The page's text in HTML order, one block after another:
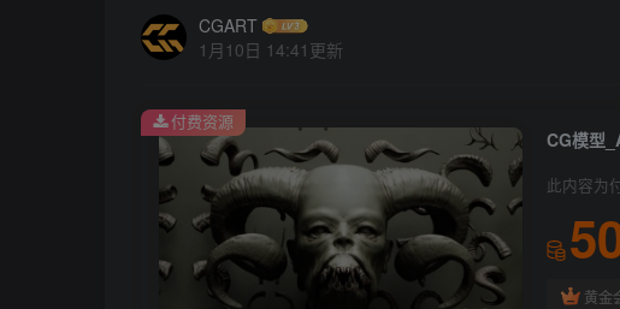
CGART
1月10日 14:41更新
此内容为
黄金
付费资源